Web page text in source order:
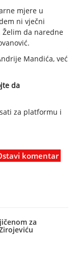
mjere u
ni vječni
da naredne
Mandića, već
da
za platformu i
komentar
za